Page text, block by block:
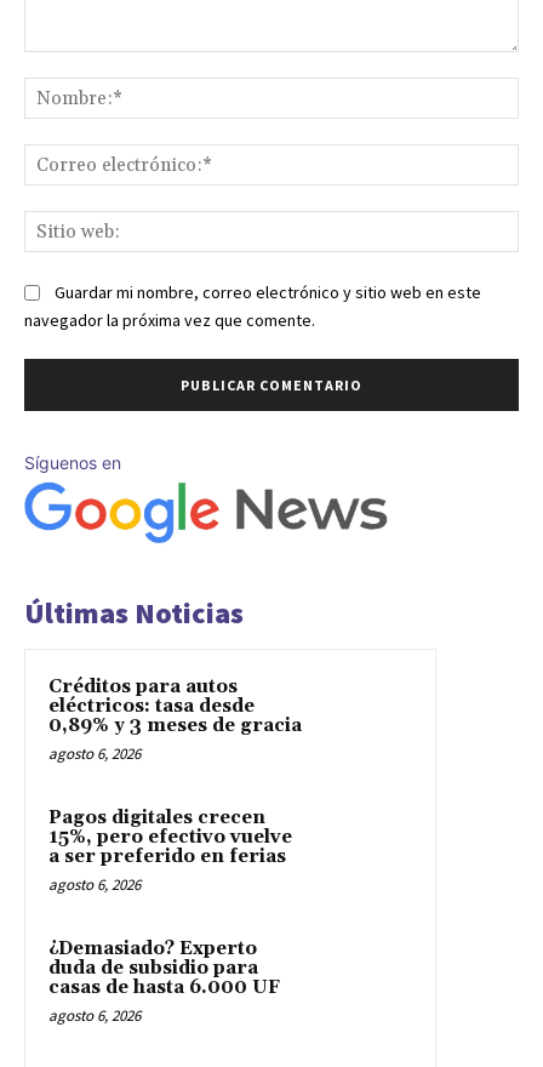
Guardar mi nombre, correo electrónico y sitio web en este
navegador la próxima vez que comente.
Síguenos en
Últimas Noticias
Créditos para autos
eléctricos: tasa desde
0,89% y 3 meses de gracia
agosto 6, 2026
Pagos digitales crecen
15%, pero efectivo vuelve
a ser preferido en ferias
agosto 6, 2026
¿Demasiado? Experto
duda de subsidio para
casas de hasta 6.000 UF
agosto 6, 2026